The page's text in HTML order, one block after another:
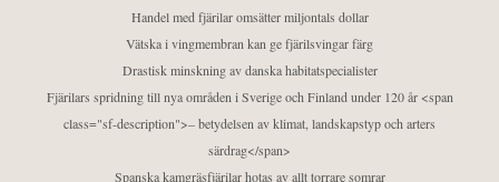
Handel med fjärilar omsätter miljontals dollar
Vätska i vingmembran kan ge fjärilsvingar färg
Drastisk minskning av danska habitatspecialister
Fjärilars spridning till nya områden i Sverige och Finland under 120 år <span
class="sf-description">– betydelsen av klimat, landskapstyp och arters
särdrag</span>
Spanska kamgräsfjärilar hotas av allt torrare somrar